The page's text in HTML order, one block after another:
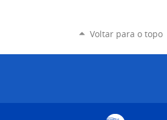
Voltar para o topo